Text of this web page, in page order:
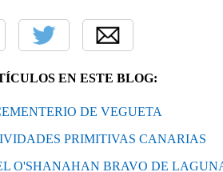
EN ESTE BLOG:
DE VEGUETA
PRIMITIVAS CANARIAS
O'SHANAHAN BRAVO DE